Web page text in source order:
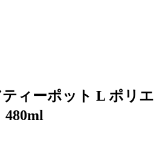
ィーポット L ポリエ